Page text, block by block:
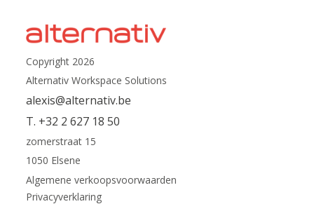
Copyright 2026
Alternativ Workspace Solutions
alexis@alternativ.be
T. +32 2 627 18 50
zomerstraat 15
1050 Elsene
Algemene verkoopsvoorwaarden
Privacyverklaring